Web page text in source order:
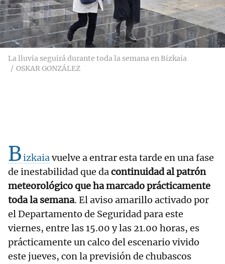
La lluvia seguirá durante toda la semana en Bizkaia
OSKAR GONZÁLEZ
Bizkaiavuelve a entrar esta tarde en una fase
de inestabilidad que dacontinuidad al patrón
meteorológico que ha marcado prácticamente
toda la semana. El aviso amarillo activado por
el Departamento de Seguridad para este
viernes, entre las 15.00 y las 21.00 horas, es
prácticamente un calco del escenario vivido
este jueves, con la previsión de chubascos